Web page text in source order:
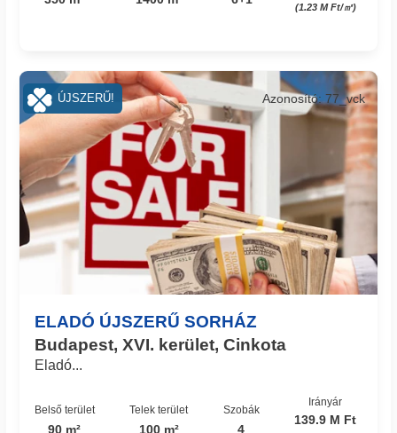
(1.23 M Ft/㎡)
ELADÓ ÚJSZERŰ SORHÁZ
Budapest, XVI. kerület, Cinkota
Azonosító: 77_vck
Eladó...
Belső terület
90 m²
Telek terület
100 m²
Szobák
4
Irányár
139.9 M Ft
ÚJSZERŰ!